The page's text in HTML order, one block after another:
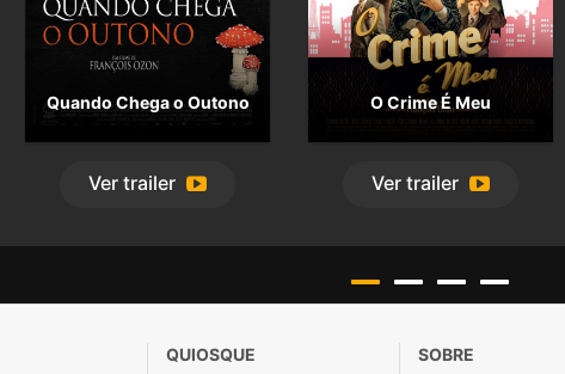
Quando Chega o Outono
Ver trailer
O Crime É Meu
Ver trailer
QUIOSQUE
SOBRE